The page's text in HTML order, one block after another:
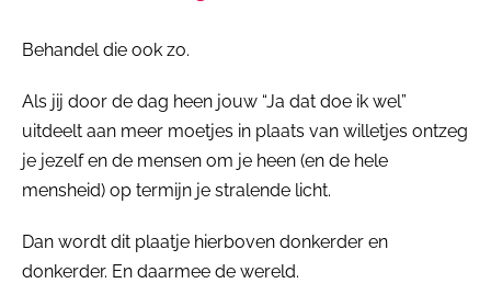
Behandel die ook zo.
Als jij door de dag heen jouw “Ja dat doe ik wel”
uitdeelt aan meer moetjes in plaats van willetjes ontzeg
je jezelf en de mensen om je heen (en de hele
mensheid) op termijn je stralende licht.
Dan wordt dit plaatje hierboven donkerder en
donkerder. En daarmee de wereld.